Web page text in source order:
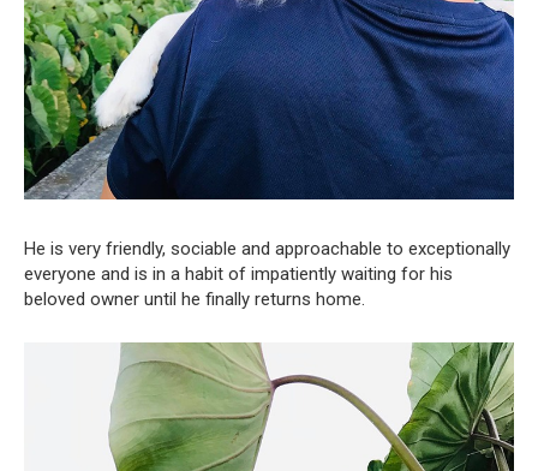
He is very friendly, sociable and approachable to exceptionally
everyone and is in a habit of impatiently waiting for his
beloved owner until he finally returns home.